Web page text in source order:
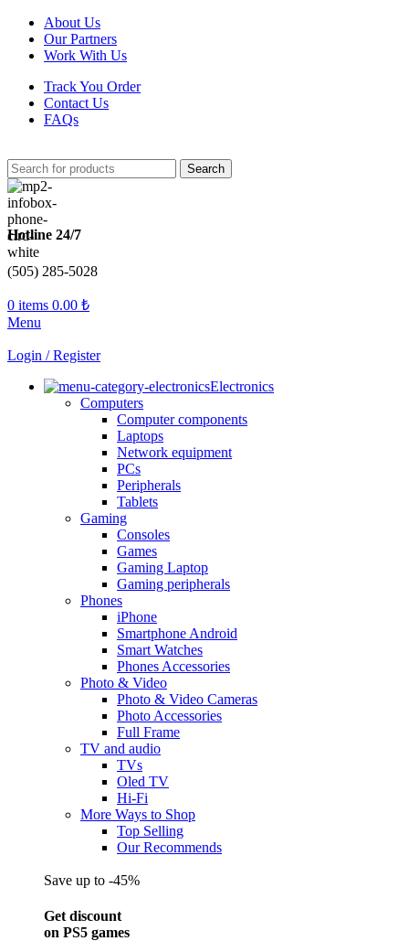
About Us
Our Partners
Work With Us
Track You Order
Contact Us
FAQs
Search
Hotline 24/7
(505) 285-5028
0 items 0.00 ₺
Menu
Login / Register
Electronics
Computers
Computer components
Laptops
Network equipment
PCs
Peripherals
Tablets
Gaming
Consoles
Games
Gaming Laptop
Gaming peripherals
Phones
iPhone
Smartphone Android
Smart Watches
Phones Accessories
Photo & Video
Photo & Video Cameras
Photo Accessories
Full Frame
TV and audio
TVs
Oled TV
Hi-Fi
More Ways to Shop
Top Selling
Our Recommends
Save up to -45%
Get discount
on PS5 games